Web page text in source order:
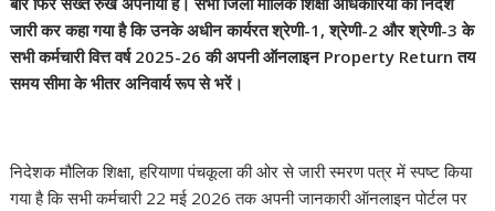
जारी कर कहा गया है कि उनके अधीन कार्यरत श्रेणी-1, श्रेणी-2 और श्रेणी-3 के
सभी कर्मचारी वित्त वर्ष 2025-26 की अपनी ऑनलाइन Property Return तय
समय सीमा के भीतर अनिवार्य रूप से भरें।
निदेशक मौलिक शिक्षा, हरियाणा पंचकूला की ओर से जारी स्मरण पत्र में स्पष्ट किया
गया है कि सभी कर्मचारी 22 मई 2026 तक अपनी जानकारी ऑनलाइन पोर्टल पर